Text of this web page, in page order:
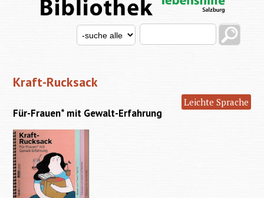
SUCHFORMULAR
Search this site
Search for
Kraft-Rucksack
Leichte Sprache
Für-Frauen* mit Gewalt-Erfahrung